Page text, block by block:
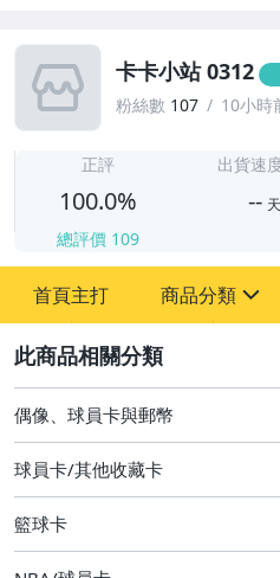
卡卡小站 0312
粉絲數 107 10小時
正評
100.0%
總評價 109
出貨速
-- 天
首頁主打 商品分類
偶像、球員卡與郵幣
偶像、球員卡與郵幣
球員卡/其他收藏卡
籃球卡